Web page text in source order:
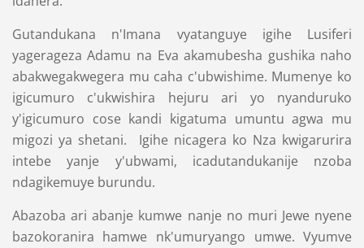
Gutandukana n'Imana vyatanguye igihe Lusiferi
yagerageza Adamu na Eva akamubesha gushika naho
abakwegakwegera mu caha c'ubwishime. Mumenye ko
igicumuro c'ukwishira hejuru ari yo nyanduruko
y'igicumuro cose kandi kigatuma umuntu agwa mu
migozi ya shetani. Igihe nicagera ko Nza kwigarurira
intebe yanje y'ubwami, icadutandukanije nzoba
ndagikemuye burundu.
Abazoba ari abanje kumwe nanje no muri Jewe nyene
bazokoranira hamwe nk'umuryango umwe. Vyumve